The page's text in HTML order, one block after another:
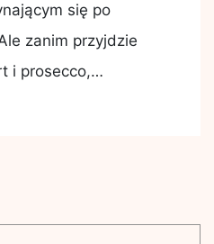
się po
zanim przyjdzie
i prosecco,…